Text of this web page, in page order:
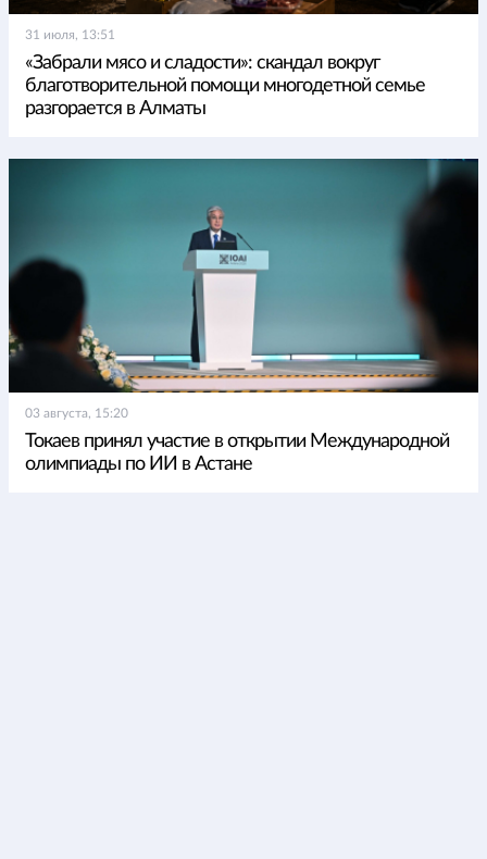
31 июля, 13:51
«Забрали мясо и сладости»: скандал вокруг
благотворительной помощи многодетной семье
разгорается в Алматы
03 августа, 15:20
Токаев принял участие в открытии Международной
олимпиады по ИИ в Астане